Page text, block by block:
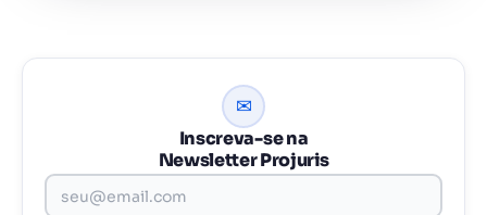
✉
Inscreva-se na
Newsletter Projuris